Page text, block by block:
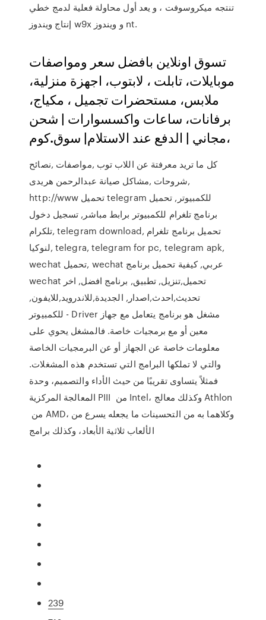
تنتجه ميكروسوفت ، و يعد أول محاولة فعلية لدمج خطي
إنتاج ويندوز w9x و ويندوز nt.
تسوق اونلاين بافضل سعر ومواصفات
موبايلات، تابلت ، لابتوب، اجهزة منزلية،
ملابس، مستحضرات تجميل ، مكياج،
برفانات، ساعات واكسسوارات | شحن
مجاني | الدفع عند الاستلام| سوق.كوم،
كل ما تريد معرفتة عن اللاب توب ,مواصفات ,نصائح
,شروحات ,مشاكل صيانة عبدالرحمن هريدى
http://www تحميل telegram للكمبيوتر, تحميل
برنامج تلغرام للكمبيوتر برابط مباشر, تسجيل دخول
تلكرام, telegram download, تحميل برنامج تلغرام
لنوكيا, telegra, telegram for pc, telegram apk,
wechat تحميل, wechat عربي, كيفية تحميل برنامج
wechat تحميل,تنزيل, تطبيق, برنامج افضل, اخر
تحديث,احدث,اصدار, الجديدة,للاندرويد,للايفون,
للكمبيوتر - Driver مشغل هو برنامج يتعامل مع جهاز
معين أو مع برمجيات خاصة. فالمشغل يحوي على
معلومات خاصة عن الجهاز أو عن البرمجيات الخاصة
والتي لا تملكها البرامج التي تستخدم هذه المشغلات.
فمثلاً يتساوى تقريبًا من حيث الأداء والتصميم، وحدة
المعالجة المركزية PIII من Intel، وكذلك معالج Athlon
الألعاب ثلاثية الأبعاد، وكذلك برامج
239